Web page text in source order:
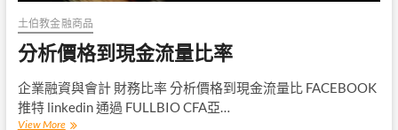
土伯教金融商品
分析價格到現金流量比率
企業融資與會計 財務比率 分析價格到現金流量比 FACEBOOK
推特 linkedin 通過 FULLBIO CFA亞…
View More分